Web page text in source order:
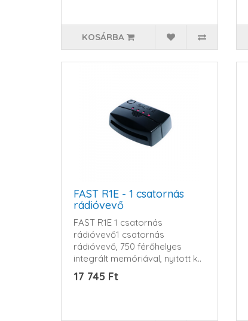
KOSÁRBA
FAST R1E - 1 csatornás
rádióvevő
FAST R1E 1 csatornás
rádióvevő1 csatornás
rádióvevő, 750 férőhelyes
integrált memóriával, nyitott k..
17 745 Ft